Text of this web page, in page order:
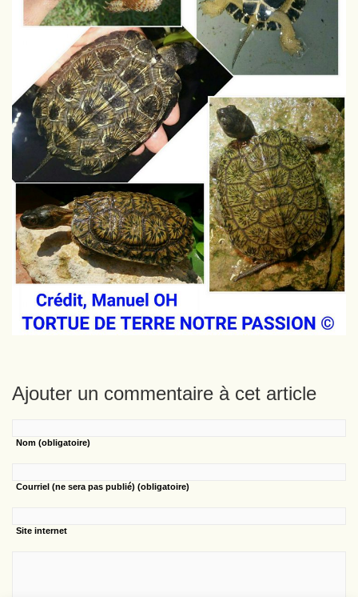
Ajouter un commentaire à cet article
Nom (obligatoire)
Courriel (ne sera pas publié) (obligatoire)
Site internet